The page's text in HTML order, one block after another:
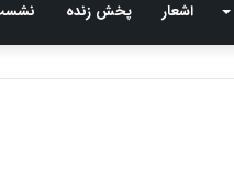
اشعار پخش زنده